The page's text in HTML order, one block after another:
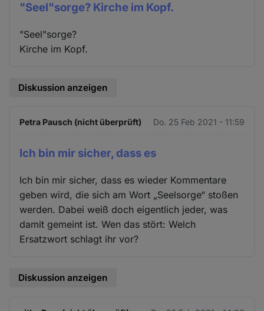
"Seel"sorge? Kirche im Kopf.
"Seel"sorge?
Kirche im Kopf.
Diskussion anzeigen
Petra Pausch (nicht überprüft) Do. 25 Feb 2021 - 11:59
Ich bin mir sicher, dass es
Ich bin mir sicher, dass es wieder Kommentare
geben wird, die sich am Wort „Seelsorge“ stoßen
werden. Dabei weiß doch eigentlich jeder, was
damit gemeint ist. Wen das stört: Welch
Ersatzwort schlagt ihr vor?
Diskussion anzeigen